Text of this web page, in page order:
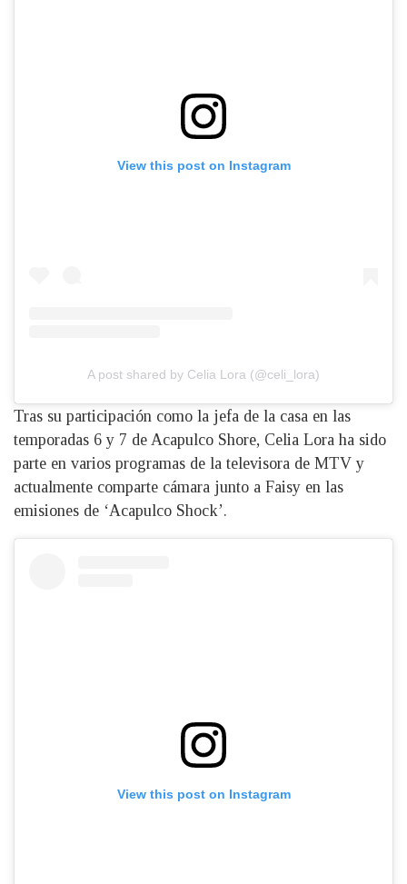
View this post on Instagram
A post shared by Celia Lora (@celi_lora)
Tras su participación como la jefa de la casa en las
temporadas 6 y 7 de Acapulco Shore, Celia Lora ha sido
parte en varios programas de la televisora de MTV y
actualmente comparte cámara junto a Faisy en las
emisiones de ‘Acapulco Shock’.
View this post on Instagram